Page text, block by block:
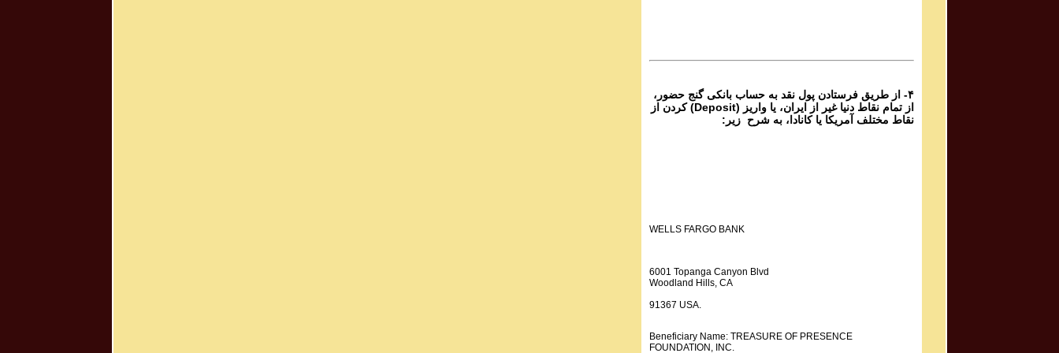
۴- از طریق فرستادن پول نقد به حساب بانکی گنج حضور،
از تمام نقاط دنیا غیر از ایران، یا واریز (Deposit) کردن از
نقاط مختلف آمریکا یا کانادا، به شرح زیر:
WELLS FARGO BANK
6001 Topanga Canyon Blvd
Woodland Hills, CA
91367 USA.
Beneficiary Name: TREASURE OF PRESENCE
FOUNDATION, INC.